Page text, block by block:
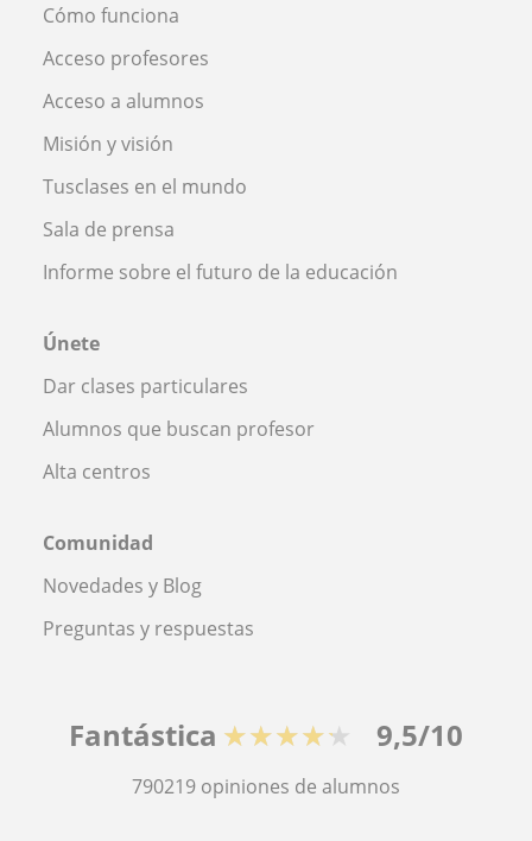
Cómo funciona
Acceso profesores
Acceso a alumnos
Misión y visión
Tusclases en el mundo
Sala de prensa
Informe sobre el futuro de la educación
Únete
Dar clases particulares
Alumnos que buscan profesor
Alta centros
Comunidad
Novedades y Blog
Preguntas y respuestas
Fantástica ★★★★★ 9,5/10
790219 opiniones de alumnos